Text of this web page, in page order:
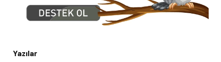
Yazılar